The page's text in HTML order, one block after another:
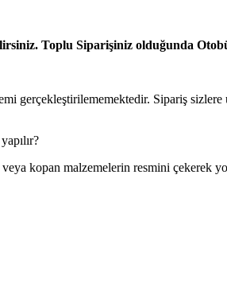
Toplu Siparişiniz olduğunda
gerçekleştirilememektedir. Sipariş
kopan malzemelerin resmini çekerek